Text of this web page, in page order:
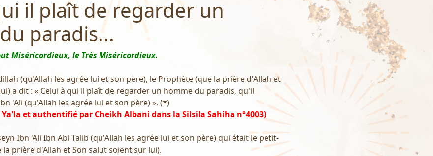
il plaît de regarder un
paradis...
Miséricordieux, le Très Miséricordieux.
(qu'Allah les agrée lui et son père), le Prophète (que la prière d'Allah et
a dit : « Celui à qui il plaît de regarder un homme du paradis, qu'il
'Ali (qu'Allah les agrée lui et son père) ». (*)
et authentifié par Cheikh Albani dans la Silsila Sahiha n°4003)
Ibn 'Ali Ibn Abi Talib (qu'Allah les agrée lui et son père) qui était le petit-
prière d'Allah et Son salut soient sur lui).